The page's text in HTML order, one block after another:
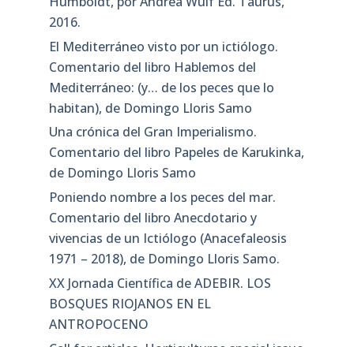
2016.
El Mediterráneo visto por un ictiólogo.
Comentario del libro Hablemos del
Mediterráneo: (y… de los peces que lo
habitan), de Domingo Lloris Samo
Una crónica del Gran Imperialismo.
Comentario del libro Papeles de Karukinka,
de Domingo Lloris Samo
Poniendo nombre a los peces del mar.
Comentario del libro Anecdotario y
vivencias de un Ictiólogo (Anacefaleosis
1971 – 2018), de Domingo Lloris Samo.
XX Jornada Científica de ADEBIR. LOS
BOSQUES RIOJANOS EN EL
ANTROPOCENO